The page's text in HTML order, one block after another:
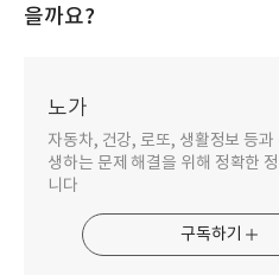
을까요?
노가
자동차, 건강, 로또, 생활정보 등과
생하는 문제 해결을 위해 정확한
니다
구독하기